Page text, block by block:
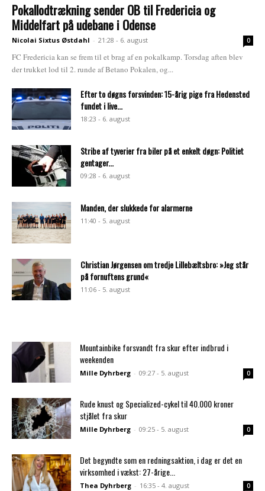
Pokallodtrækning sender OB til Fredericia og
Middelfart på udebane i Odense
Nicolai Sixtus Østdahl - 21:28 - 6. august 0
FC Fredericia kan se frem til et brag af en pokalkamp. Torsdag aften blev
der trukket lod til 2. runde af Betano Pokalen, og...
Efter to døgns forsvinden: 15-årig pige fra Hedensted
fundet i live...
18:23 - 6. august
Stribe af tyverier fra biler på et enkelt døgn: Politiet
gentager...
09:28 - 6. august
Manden, der slukkede for alarmerne
11:40 - 5. august
Christian Jørgensen om tredje Lillebæltsbro: »Jeg står
på fornuftens grund«
11:06 - 5. august
Mountainbike forsvandt fra skur efter indbrud i
weekenden
Mille Dyhrberg - 09:27 - 5. august 0
Rude knust og Specialized-cykel til 40.000 kroner
stjålet fra skur
Mille Dyhrberg - 09:25 - 5. august 0
Det begyndte som en redningsaktion, i dag er det en
virksomhed i vækst: 27-årige...
Thea Dyhrberg - 16:35 - 4. august 0